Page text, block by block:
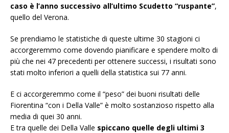
caso è l’anno successivo all’ultimo Scudetto “ruspante”,
quello del Verona.
Se prendiamo le statistiche di queste ultime 30 stagioni ci
accorgeremmo come dovendo pianificare e spendere molto di
più che nei 47 precedenti per ottenere successi, i risultati sono
stati molto inferiori a quelli della statistica sui 77 anni.
E ci accorgeremmo come il “peso” dei buoni risultati delle
Fiorentina “con i Della Valle” è molto sostanzioso rispetto alla
media di quei 30 anni.
E tra quelle dei Della Valle spiccano quelle degli ultimi 3